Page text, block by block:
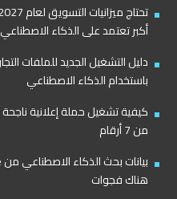
أكبر تعتمد على الذكاء الاصطناعي
باستخدام الذكاء الاصطناعي
من 7 أرقام
هناك فجوات